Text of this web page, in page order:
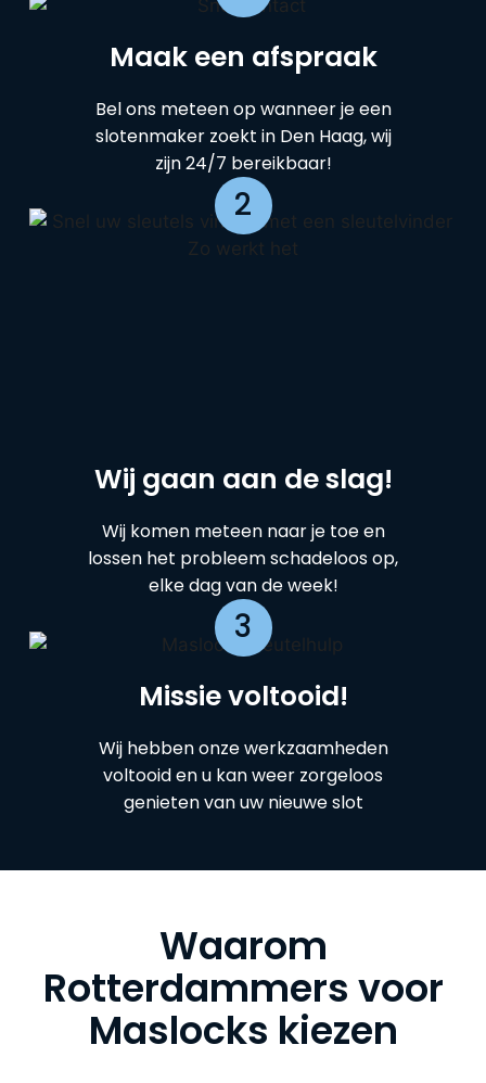
Maak een afspraak
Bel ons meteen op wanneer je een
slotenmaker zoekt in Den Haag, wij
zijn 24/7 bereikbaar!
2
Wij gaan aan de slag!
Wij komen meteen naar je toe en
lossen het probleem schadeloos op,
elke dag van de week!
3
Missie voltooid!
Wij hebben onze werkzaamheden
voltooid en u kan weer zorgeloos
genieten van uw nieuwe slot
Waarom
Rotterdammers voor
Maslocks kiezen